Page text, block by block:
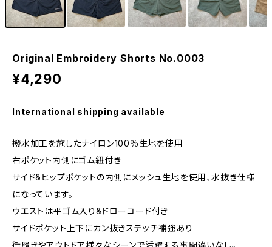
Original Embroidery Shorts No.0003
¥4,290
International shipping available
撥水加工を施したナイロン100％生地を使用
右ポケット内側にゴム紐付き
サイド&ヒップポケットの内側にメッシュ生地を使用、水抜き仕様
になっています。
ウエストは平ゴム入り&ドローコード付き
サイドポケット上下にカン抜きステッチ補強あり
街履きやアウトドア様々なシーンで活躍する事間違いなし。